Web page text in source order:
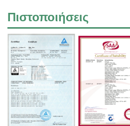
Πιστοποιήσεις